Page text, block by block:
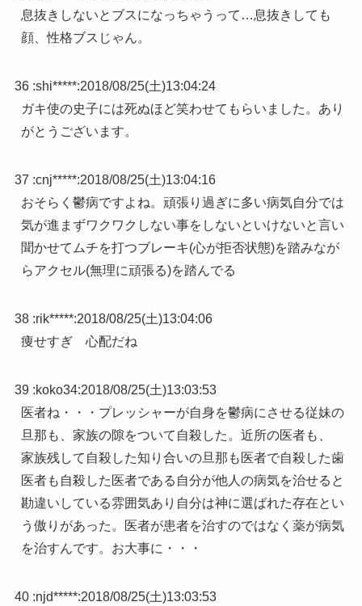
息抜きしないとブスになっちゃうって…息抜きしても
顔、性格ブスじゃん。
36 :shi*****:2018/08/25(土)13:04:24
ガキ使の史子には死ぬほど笑わせてもらいました。あり
がとうございます。
37 :cnj*****:2018/08/25(土)13:04:16
おそらく鬱病ですよね。頑張り過ぎに多い病気自分では
気が進まずワクワクしない事をしないといけないと言い
聞かせてムチを打つブレーキ(心が拒否状態)を踏みなが
らアクセル(無理に頑張る)を踏んでる
38 :rik*****:2018/08/25(土)13:04:06
痩せすぎ 心配だね
39 :koko34:2018/08/25(土)13:03:53
医者ね・・・プレッシャーが自身を鬱病にさせる従妹の
旦那も、家族の隙をついて自殺した。近所の医者も、
家族残して自殺した知り合いの旦那も医者で自殺した歯
医者も自殺した医者である自分が他人の病気を治せると
勘違いしている雰囲気あり自分は神に選ばれた存在とい
う傲りがあった。医者が患者を治すのではなく薬が病気
を治すんです。お大事に・・・
40 :njd*****:2018/08/25(土)13:03:53